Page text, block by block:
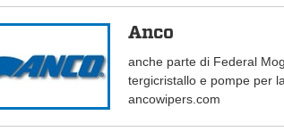
Anco
anche parte di Federal
tergicristallo e pompe per
ancowipers.com